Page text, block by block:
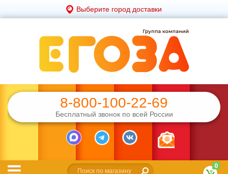
Выберите город доставки
8-800-100-22-69
Бесплатный звонок по всей России
0